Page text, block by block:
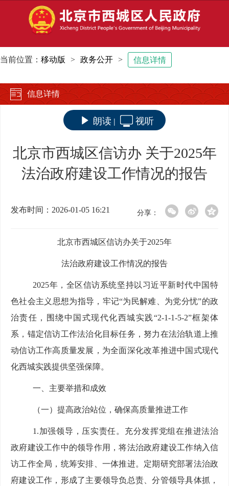
当前位置： 移动版 > 政务公开 > 信息详情
信息详情
朗读 | 视听
北京市西城区信访办 关于2025年
法治政府建设工作情况的报告
发布时间：2026-01-05 16:21 分享：
北京市西城区信访办关于2025年
法治政府建设工作情况的报告
2025年， 全区信访系统坚持以习近平新时代中国特
色社会主义思想为指导，牢记“为民解难、为党分忧”的政
治责任，
围绕中国式现代化西城实践“2-1-1-5-2”框架体
系，锚定信访工作法治化目标任务，努力在法治轨道上推
动信访工作高质量发展，为全面深化改革推进中国式现代
化西城实践提供坚强保障。
一、主要举措和成效
（一） 提高政治站位，确保高质量推进工作
1.加强领导 ，压实责任。 充分发挥党组在推进法治
政府建设工作中的领导作用，将法治政府建设工作纳入信
访工作全局，统筹安排、一体推进。定期研究部署法治政
府建设工作，形成了主要领导负总责、分管领导具体抓，